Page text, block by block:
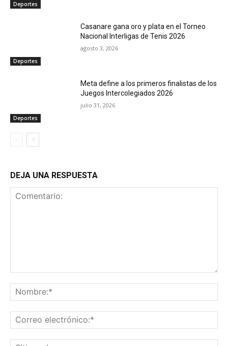
Deportes
Deportes
Casanare gana oro y plata en el Torneo
Nacional Interligas de Tenis 2026
agosto 3, 2026
Deportes
Meta define a los primeros finalistas de los
Juegos Intercolegiados 2026
julio 31, 2026
DEJA UNA RESPUESTA